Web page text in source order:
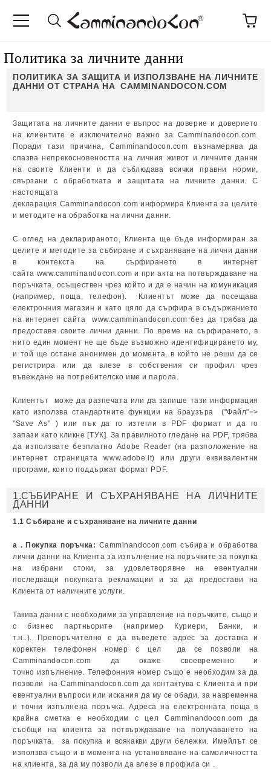
Политика за личните данни
ПОЛИТИКА ЗА ЗАЩИТА И ИЗПОЛЗВАНЕ НА ЛИЧНИТЕ
ДАННИ ОТ СТРАНА НА CAMMINANDOCON.COM
Защитата на личните данни е въпрос на доверие и доверието
на клиентите е изключително важно за Camminandocon.com.
Поради тази причина, Camminandocon.com възнамерява да
спазва непрекосновеността на личния живот и личните данни
на своите Клиенти и да съблюдава всички правни норми,
свързани с обработката и защитата на личните данни. С
настоящата
декларация Camminandocon.com информира Клиента за целите
и методите на обработка на лични данни.
С оглед на декларираното, Клиента ще бъде информиран за
целите и методите за събиране и съхраняване на лични данни
в контекста на сърфирането в интернет
сайта www.camminandocon.com и при акта на потвърждаване на
поръчката, осъществен чрез който и да е начин на комуникация
(например, поща, телефон). Клиентът може да посещава
електронния магазин и като цяло да сърфира в съдържанието
на интернет сайта www.camminandocon.com без да трябва да
предоставя своите лични данни. По време на сърфирането, в
нито един момент не ще бъде възможно идентифицирането му,
и той ще остане анонимен до момента, в който не реши да се
регистрира или да влезе в собствения си профил чрез
въвеждане на потребителско име и парола.
Клиентът може да разпечата или да запише тази информация
като използва стандартните функции на браузъра ("Файл"=>
"Save As" ) или пък да го изтегли в PDF формат и да го
запази като кликне [ТУК]. За правилното гледане на PDF, трябва
да използвате безплатно Adobe Reader (на разположение на
интернет страницата www.adobe.it) или други еквивалентни
програми, които поддържат формат PDF.
1.СЪБИРАНЕ И СЪХРАНЯВАНЕ НА ЛИЧНИТЕ
ДАННИ
1.1 Събиране и съхраняване на личните данни
а . Покупка поръчка: Camminandocon.com събира и обработва
лични данни на Клиента за изпълнение на поръчките за покупка
на избрани стоки, за удовлетворявне на евентуални
последващи покупката рекламации и за да предостави на
Клиента от наличните услуги.
Такива данни с необходими за управление на поръчките, също и
с бизнес партньорите (например Куриери, Банки, и
т.н..). Препоръчително е да въведете адрес за доставка и
коректен телефонен номер с цел да се позволи на
Camminandocon.com да окаже своевременно и
точно изпълнение. Телефонния номер също е необходим за да
позволи на Camminandocon.com да контактува с Клиента и при
евентуални въпроси или искания да му се обади, за навременна
и точни изпълнена поръчка. Адреса на електронната поща в
крайна сметка е необходим с цел Camminandocon.com да
съобщи на клиента за потвърждаване на получаването на
поръчката, за покупка и всякакви други бележки. Имейлът се
използва също и в момента на установяване на самоличността
на клиента, за да му позволи да влезе в профила си .